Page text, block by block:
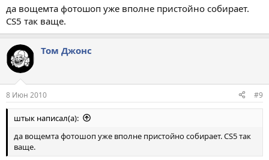
да вощемта фотошоп уже вполне пристойно собирает.
CS5 так ваще.
Том Джонс
8 Июн 2010 #9
штык написал(а):
да вощемта фотошоп уже вполне пристойно собирает. CS5 так
ваще.